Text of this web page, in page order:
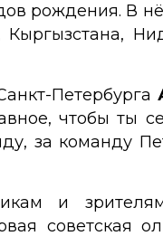
рождения. В
Петербурга
чтобы ты
за команду
и
советская